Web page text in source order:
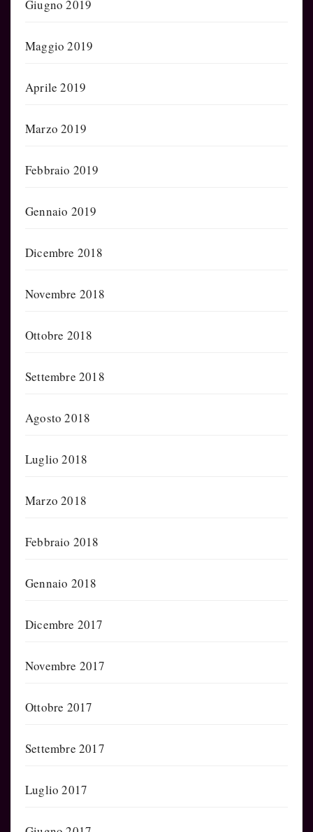
Giugno 2019
Maggio 2019
Aprile 2019
Marzo 2019
Febbraio 2019
Gennaio 2019
Dicembre 2018
Novembre 2018
Ottobre 2018
Settembre 2018
Agosto 2018
Luglio 2018
Marzo 2018
Febbraio 2018
Gennaio 2018
Dicembre 2017
Novembre 2017
Ottobre 2017
Settembre 2017
Luglio 2017